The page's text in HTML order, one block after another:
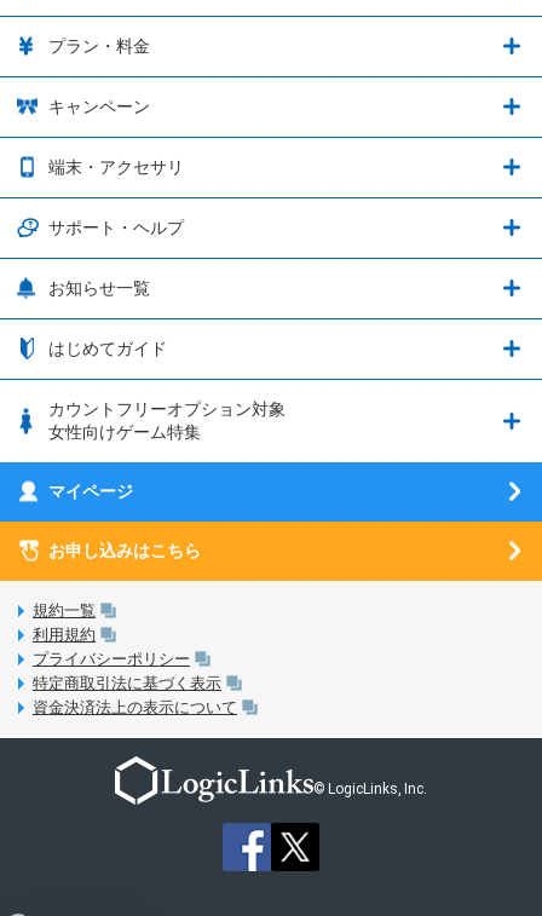
音声通話料金がもっとオトクに
データ通信容量繰り越し
通信エリアと通信速度状況
つながる端末保証
フィルタリングアプリ
5G回線オプションについて
LINE年齢認証について
LinksStoreについて
ゲーム連携・特典の詳細
ブレイブソード×ブレイズソウル
ウマ娘 プリティーダービー
プリンセスコネクト！Re:Dive
釣り★スタ
ウマスクについて
プラン・料金
プラン・料金
3種類のSIMタイプ
日割り計算
キャンペーン
お得なキャンペーン実施中！
OPPO端末購入キャンペーン第5弾
端末・アクセサリ
端末・アクセサリ
iPhone利用について
動作確認済み端末一覧
サポート・ヘルプ
サポート・ヘルプ
nanoSIM･microSIM･通常SIMの初期設定方法
eSIMの初期設定方法
MVNOのギモンを解消！
3Dセキュアについて
未成年者の方のご契約
通信制限について
動作確認済み端末一覧
お知らせ一覧
お知らせ一覧
はじめてガイド
はじめてガイド
SIMサービスについて
SIMロック解除ガイド
LinksMateのサービスについて
LPについて
おすすめプラン
お申し込み方法
カウントフリーオプション対象
女性向けゲーム特集
刀剣乱舞-ONLINE- Pocket
あんさんぶるスターズ！！Music
マイページ
お申し込みはこちら
規約一覧
利用規約
プライバシーポリシー
特定商取引法に基づく表示
資金決済法上の表示について
© LogicLinks, Inc.